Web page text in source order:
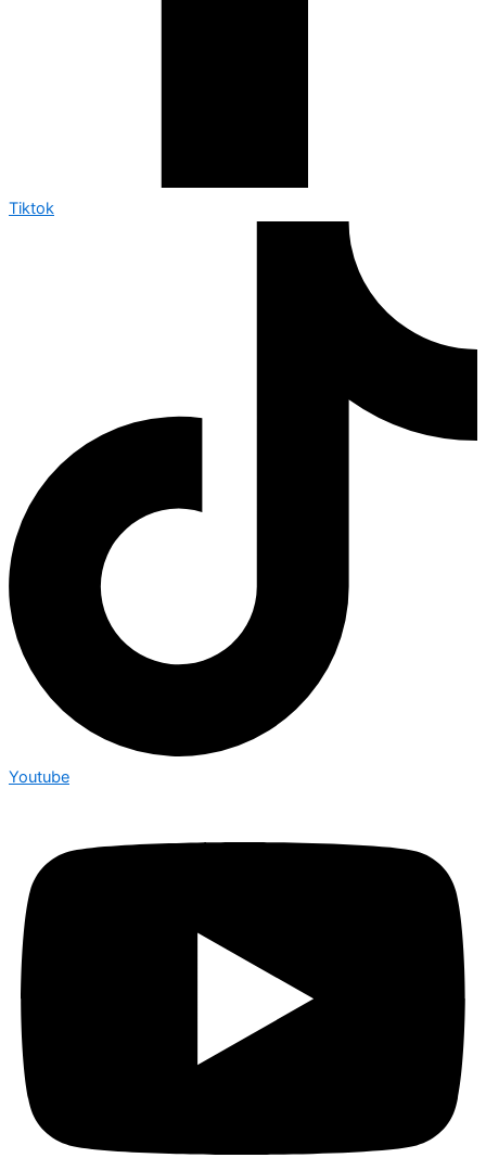
Tiktok
Youtube